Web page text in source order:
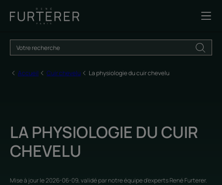
Accueil Cuir chevelu La physiologie du cuir chevelu
LA PHYSIOLOGIE DU CUIR
CHEVELU
Mise à jour le2026-06-09, validé parnotre équipe d'experts René Furterer.